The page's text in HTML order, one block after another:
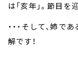
は「亥年」。節目
・・・そして、姉
解です！